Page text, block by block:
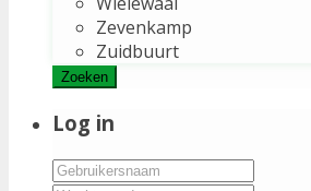
Zevenkamp
Zuidbuurt
Zoeken
Log in